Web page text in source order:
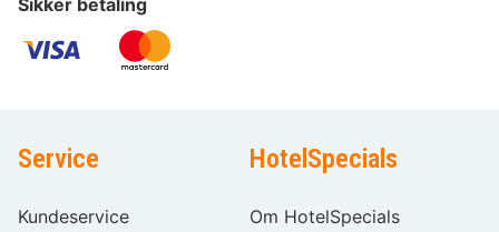
Sikker betaling
Service
Kundeservice
HotelSpecials
Om HotelSpecials